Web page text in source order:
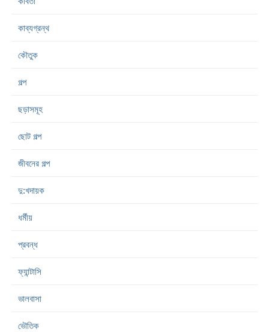
কাব্যগ্রন্থ
কৌতুক
গল্প
ছড়াসমূহ
ছোট গল্প
জীবনের গল্প
দু:খদায়ক
ধর্মীয়
প্রবন্ধ
ফ্যান্টাসি
ভালবাসা
ভৌতিক